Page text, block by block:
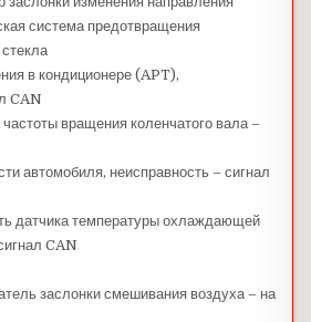
система предотвращения
в кондиционере (APT),
CAN
вращения коленчатого вала –
автомобиля, неисправность – сигнал
датчика температуры охлаждающей
CAN
заслонки смешивания воздуха – на